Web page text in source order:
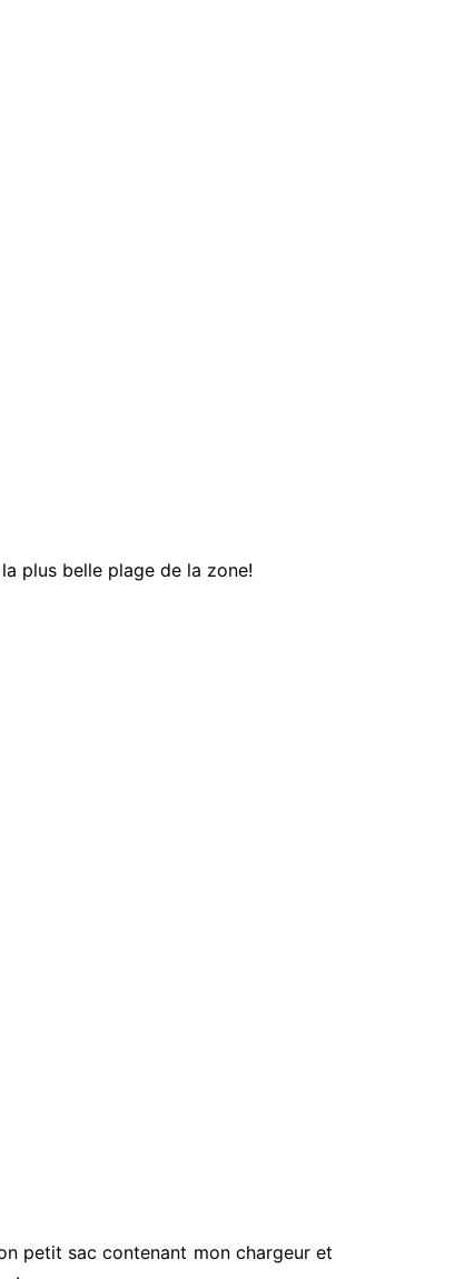
plus belle plage de la zone!
petit sac contenant mon chargeur et